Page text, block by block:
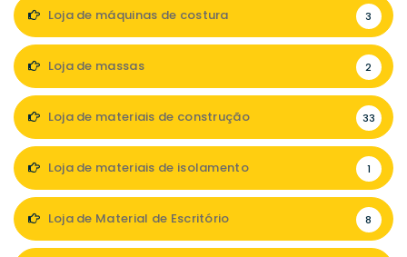
Loja de máquinas de costura 3
Loja de massas 2
Loja de materiais de construção 33
Loja de materiais de isolamento 1
Loja de Material de Escritório 8